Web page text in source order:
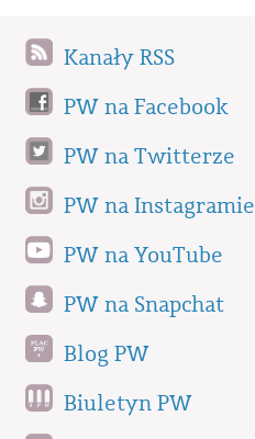
Kanały RSS
PW na Facebook
PW na Twitterze
PW na Instagramie
PW na YouTube
PW na Snapchat
Blog PW
Biuletyn PW